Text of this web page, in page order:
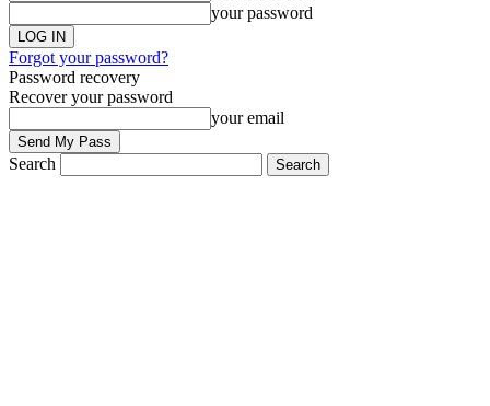
your password
Forgot your password?
Password recovery
Recover your password
your email
Search